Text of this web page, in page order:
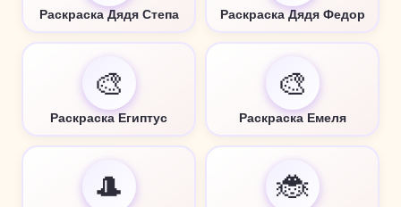
Раскраска Дядя Степа Раскраска Дядя Федор
🎨
Раскраска Египтус
🎨
Раскраска Емеля
🎩 🐞